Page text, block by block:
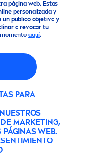
página web. Estas
personalizada y
un público objetivo y
o revocar tu
aquí.
PARA
MARKETING,
PÁGINAS WEB.